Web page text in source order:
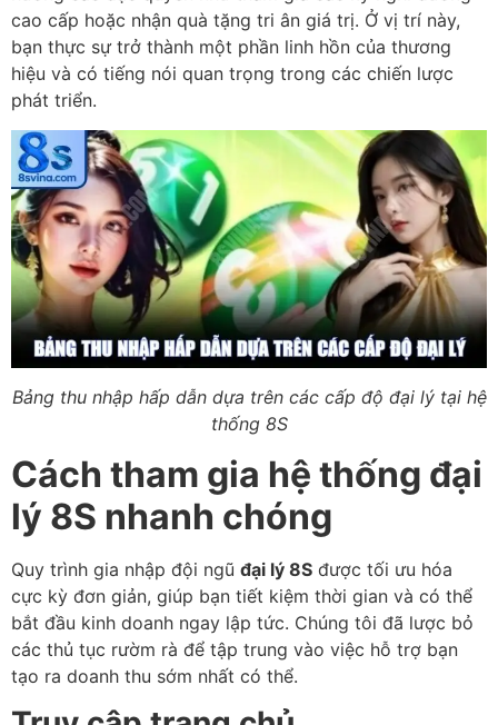
cao cấp hoặc nhận quà tặng tri ân giá trị. Ở vị trí này,
bạn thực sự trở thành một phần linh hồn của thương
hiệu và có tiếng nói quan trọng trong các chiến lược
phát triển.
Bảng thu nhập hấp dẫn dựa trên các cấp độ đại lý tại hệ
thống 8S
Cách tham gia hệ thống đại
lý 8S nhanh chóng
Quy trình gia nhập đội ngũ đại lý 8S được tối ưu hóa
cực kỳ đơn giản, giúp bạn tiết kiệm thời gian và có thể
bắt đầu kinh doanh ngay lập tức. Chúng tôi đã lược bỏ
các thủ tục rườm rà để tập trung vào việc hỗ trợ bạn
tạo ra doanh thu sớm nhất có thể.